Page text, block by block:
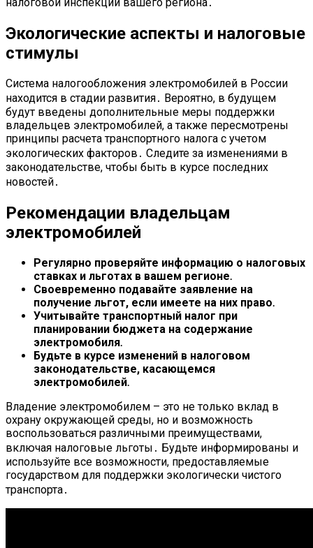
Экологические аспекты и налоговые
стимулы
Система налогообложения электромобилей в России
находится в стадии развития․ Вероятно, в будущем
будут введены дополнительные меры поддержки
владельцев электромобилей, а также пересмотрены
принципы расчета транспортного налога с учетом
экологических факторов․ Следите за изменениями в
законодательстве, чтобы быть в курсе последних
новостей․
Рекомендации владельцам
электромобилей
Регулярно проверяйте информацию о налоговых
ставках и льготах в вашем регионе․
Своевременно подавайте заявление на
получение льгот, если имеете на них право․
Учитывайте транспортный налог при
планировании бюджета на содержание
электромобиля․
Будьте в курсе изменений в налоговом
законодательстве, касающемся
электромобилей․
Владение электромобилем – это не только вклад в
охрану окружающей среды, но и возможность
воспользоваться различными преимуществами,
включая налоговые льготы․ Будьте информированы и
используйте все возможности, предоставляемые
государством для поддержки экологически чистого
транспорта․